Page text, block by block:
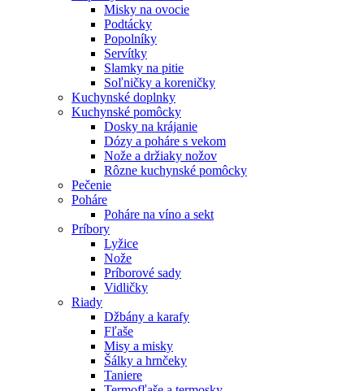
Misky na ovocie
Podtácky
Popolníky
Servítky
Slamky na pitie
Soľničky a koreničky
Kuchynské doplnky
Kuchynské pomôcky
Dosky na krájanie
Dózy a poháre s vekom
Nože a držiaky nožov
Rôzne kuchynské pomôcky
Pečenie
Poháre
Poháre na víno a sekt
Príbory
Lyžice
Nože
Príborové sady
Vidličky
Riady
Džbány a karafy
Fľaše
Misy a misky
Šálky a hrnčeky
Taniere